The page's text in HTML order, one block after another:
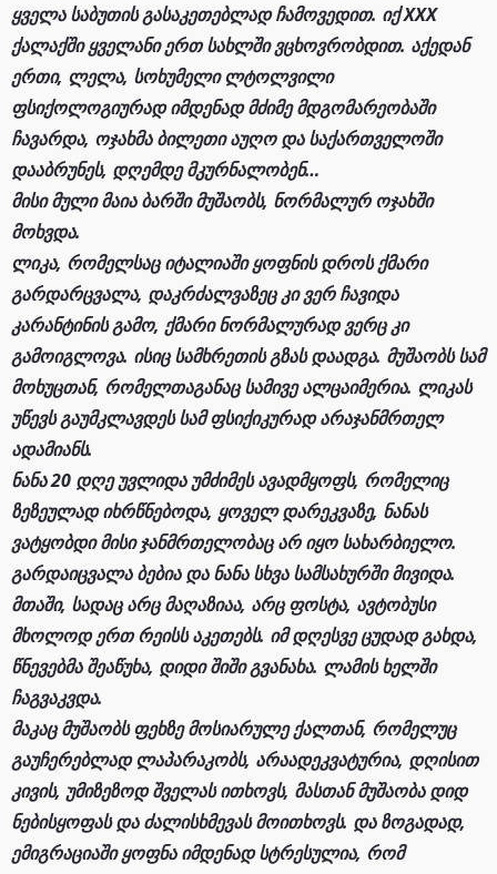
ყველა საბუთის გასაკეთებლად ჩამოვედით. იქ XXX
ქალაქში ყველანი ერთ სახლში ვცხოვრობდით. აქედან
ერთი, ლელა, სოხუმელი ლტოლვილი
ფსიქოლოგიურად იმდენად მძიმე მდგომარეობაში
ჩავარდა, ოჯახმა ბილეთი აუღო და საქართველოში
დააბრუნეს, დღემდე მკურნალობენ…
მისი მული მაია ბარში მუშაობს, ნორმალურ ოჯახში
მოხვდა.
ლიკა, რომელსაც იტალიაში ყოფნის დროს ქმარი
გარდარცვალა, დაკრძალვაზეც კი ვერ ჩავიდა
კარანტინის გამო, ქმარი ნორმალურად ვერც კი
გამოიგლოვა. ისიც სამხრეთის გზას დაადგა. მუშაობს სამ
მოხუცთან, რომელთაგანაც სამივე ალცაიმერია. ლიკას
უწევს გაუმკლავდეს სამ ფსიქიკურად არაჯანმრთელ
ადამიანს.
ნანა 20 დღე უვლიდა უმძიმეს ავადმყოფს, რომელიც
ზეზეულად იხრწნებოდა, ყოველ დარეკვაზე, ნანას
ვატყობდი მისი ჯანმრთელობაც არ იყო სახარბიელო.
გარდაიცვალა ბებია და ნანა სხვა სამსახურში მივიდა.
მთაში, სადაც არც მაღაზიაა, არც ფოსტა, ავტობუსი
მხოლოდ ერთ რეისს აკეთებს. იმ დღესვე ცუდად გახდა,
წნევებმა შეაწუხა, დიდი შიში გვანახა. ლამის ხელში
ჩაგვაკვდა.
მაკაც მუშაობს ფეხზე მოსიარულე ქალთან, რომელუც
გაუჩერებლად ლაპარაკობს, არაადეკვატურია, დღისით
კივის, უმიზეზოდ შველას ითხოვს, მასთან მუშაობა დიდ
ნებისყოფას და ძალისხმევას მოითხოვს. და ზოგადად,
ემიგრაციაში ყოფნა იმდენად სტრესულია, რომ